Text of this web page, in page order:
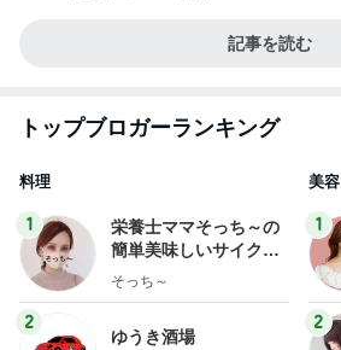
記事を読む
トップブロガーランキング
料理
1
栄養士ママそっち～の
簡単美味しいサイクル
献立
そっち～
2
ゆうき酒場
美容
1
2